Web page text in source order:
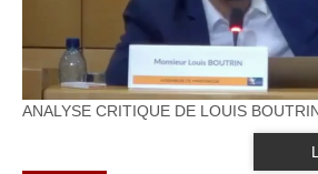
ANALYSE CRITIQUE DE LOUIS